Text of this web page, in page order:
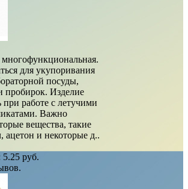
многофункциональная.
для укупоривания
посуды,
пробирок. Изделие
при работе с летучими
Важно
вещества, такие
ацетон и некоторые д..
руб.